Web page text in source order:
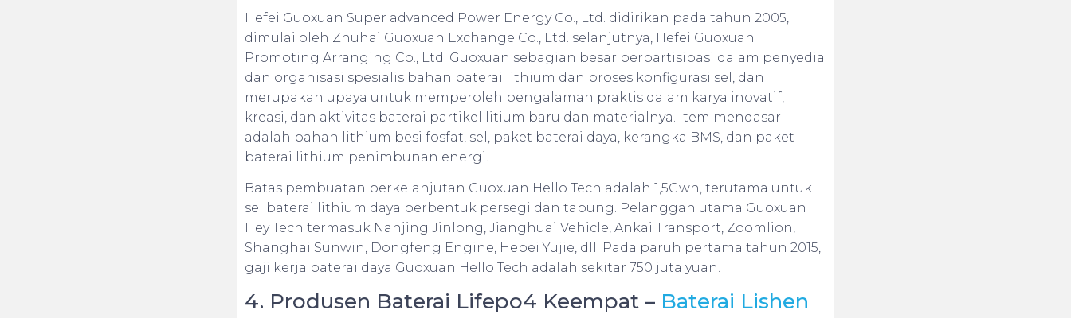
Hefei Guoxuan Super advanced Power Energy Co., Ltd. didirikan pada tahun 2005,
dimulai oleh Zhuhai Guoxuan Exchange Co., Ltd. selanjutnya, Hefei Guoxuan
Promoting Arranging Co., Ltd. Guoxuan sebagian besar berpartisipasi dalam penyedia
dan organisasi spesialis bahan baterai lithium dan proses konfigurasi sel, dan
merupakan upaya untuk memperoleh pengalaman praktis dalam karya inovatif,
kreasi, dan aktivitas baterai partikel litium baru dan materialnya. Item mendasar
adalah bahan lithium besi fosfat, sel, paket baterai daya, kerangka BMS, dan paket
baterai lithium penimbunan energi.
Batas pembuatan berkelanjutan Guoxuan Hello Tech adalah 1,5Gwh, terutama untuk
sel baterai lithium daya berbentuk persegi dan tabung. Pelanggan utama Guoxuan
Hey Tech termasuk Nanjing Jinlong, Jianghuai Vehicle, Ankai Transport, Zoomlion,
Shanghai Sunwin, Dongfeng Engine, Hebei Yujie, dll. Pada paruh pertama tahun 2015,
gaji kerja baterai daya Guoxuan Hello Tech adalah sekitar 750 juta yuan.
4. Produsen Baterai Lifepo4 Keempat – Baterai Lishen